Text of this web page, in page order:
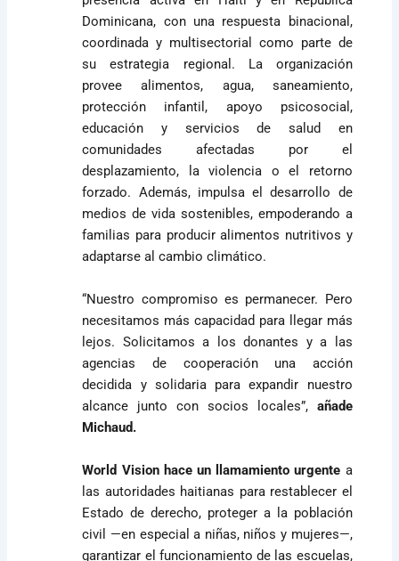
Dominicana, con una respuesta binacional,
coordinada y multisectorial como parte de
su estrategia regional. La organización
provee alimentos, agua, saneamiento,
protección infantil, apoyo psicosocial,
educación y servicios de salud en
comunidades afectadas por el
desplazamiento, la violencia o el retorno
forzado. Además, impulsa el desarrollo de
medios de vida sostenibles, empoderando a
familias para producir alimentos nutritivos y
adaptarse al cambio climático.
“Nuestro compromiso es permanecer. Pero
necesitamos más capacidad para llegar más
lejos. Solicitamos a los donantes y a las
agencias de cooperación una acción
decidida y solidaria para expandir nuestro
alcance junto con socios locales”, añade
Michaud.
World Vision hace un llamamiento urgente a
las autoridades haitianas para restablecer el
Estado de derecho, proteger a la población
civil —en especial a niñas, niños y mujeres—,
garantizar el funcionamiento de las escuelas,